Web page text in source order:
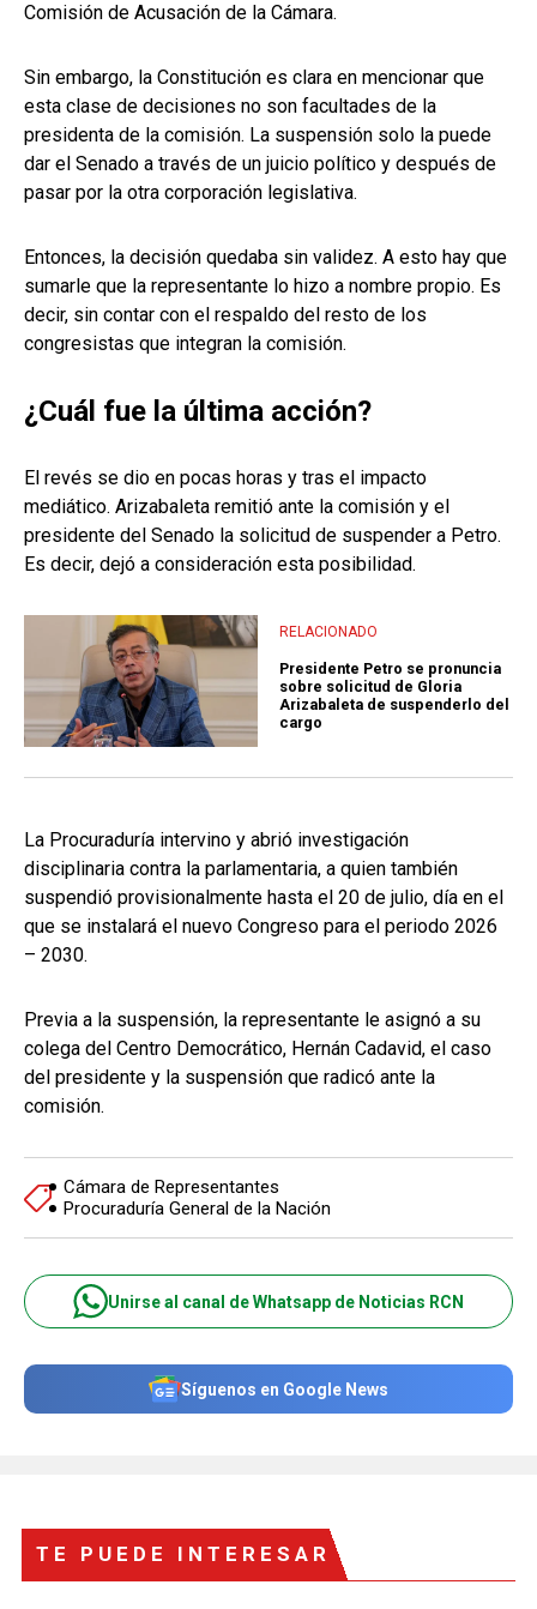
Comisión de Acusación de la Cámara.
Sin embargo, la Constitución es clara en mencionar que
esta clase de decisiones no son facultades de la
presidenta de la comisión. La suspensión solo la puede
dar el Senado a través de un juicio político y después de
pasar por la otra corporación legislativa.
Entonces, la decisión quedaba sin validez. A esto hay que
sumarle que la representante lo hizo a nombre propio. Es
decir, sin contar con el respaldo del resto de los
congresistas que integran la comisión.
¿Cuál fue la última acción?
El revés se dio en pocas horas y tras el impacto
mediático. Arizabaleta remitió ante la comisión y el
presidente del Senado la solicitud de suspender a Petro.
Es decir, dejó a consideración esta posibilidad.
RELACIONADO
Presidente Petro se pronuncia
sobre solicitud de Gloria
Arizabaleta de suspenderlo del
cargo
La Procuraduría intervino y abrió investigación
disciplinaria contra la parlamentaria, a quien también
suspendió provisionalmente hasta el 20 de julio, día en el
que se instalará el nuevo Congreso para el periodo 2026
– 2030.
Previa a la suspensión, la representante le asignó a su
colega del Centro Democrático, Hernán Cadavid, el caso
del presidente y la suspensión que radicó ante la
comisión.
Cámara de Representantes
Procuraduría General de la Nación
Unirse al canal de Whatsapp de Noticias RCN
Síguenos en Google News
TE PUEDE INTERESAR